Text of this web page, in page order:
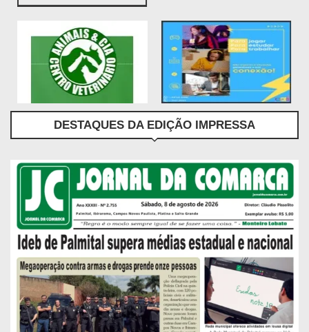
DESTAQUES DA EDIÇÃO IMPRESSA